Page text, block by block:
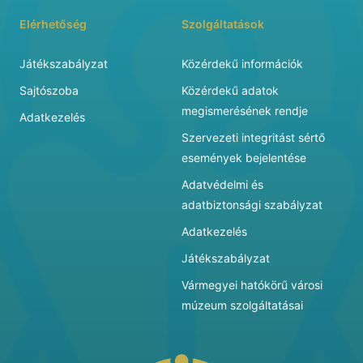
Elérhetőség
Játékszabályzat
Sajtószoba
Adatkezelés
Szolgáltatások
Közérdekű információk
Közérdekű adatok
megismerésének rendje
Szervezeti integritást sértő
események bejelentése
Adatvédelmi és
adatbiztonsági szabályzat
Adatkezelés
Játékszabályzat
Vármegyei hatókörű városi
múzeum szolgáltatásai